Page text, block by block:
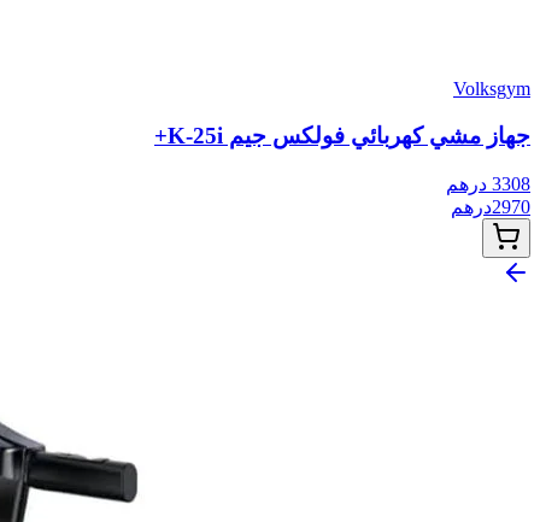
Volksgym
جهاز مشي كهربائي فولكس جيم K-25i+
3308 درهم
2970درهم